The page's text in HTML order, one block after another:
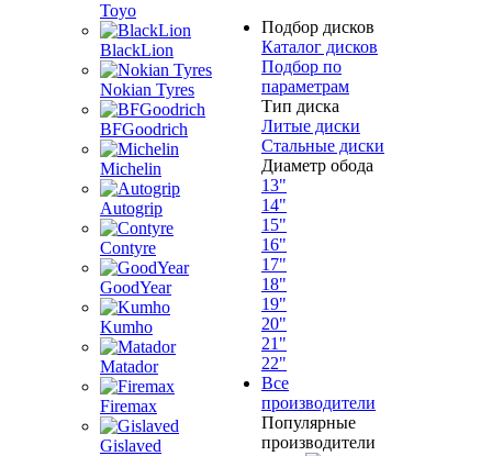
Toyo
BlackLion
Nokian Tyres
BFGoodrich
Michelin
Autogrip
Contyre
GoodYear
Kumho
Matador
Firemax
Gislaved
Подбор дисков
Каталог дисков
Подбор по
параметрам
Тип диска
Литые диски
Стальные диски
Диаметр обода
13"
14"
15"
16"
17"
18"
19"
20"
21"
22"
Все
производители
Популярные
производители